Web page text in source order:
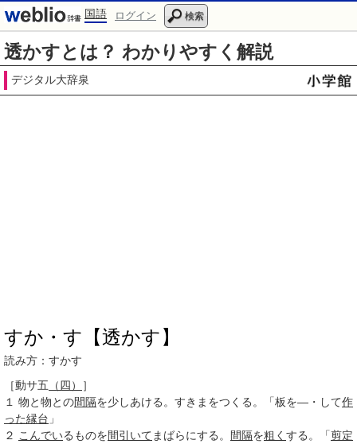
国語 ログイン 検索
透かすとは？ わかりやすく解説
デジタル大辞泉
すか・す【透かす】
読み方：すかす
［動サ五 （四）
］
１
物と物との間隔を少しあける。すきまをつくる。「板を―・して作
った縁台 」
２ こんでいるものを間引いて まばらにする。 間隔を粗く する。「剪定